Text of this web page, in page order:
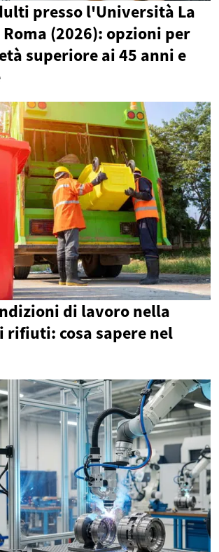
presso l'Università La
(2026): opzioni per
superiore ai 45 anni e
di lavoro nella
rifiuti: cosa sapere nel